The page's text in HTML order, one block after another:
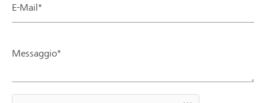
E-Mail*
Messaggio*